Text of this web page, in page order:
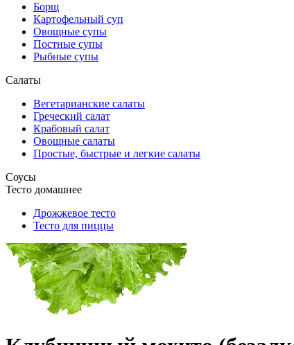
Борщ
Картофельный суп
Овощные супы
Постные супы
Рыбные супы
Салаты
Вегетарианские салаты
Греческий салат
Крабовый салат
Овощные салаты
Простые, быстрые и легкие салаты
Соусы
Тесто домашнее
Дрожжевое тесто
Тесто для пиццы